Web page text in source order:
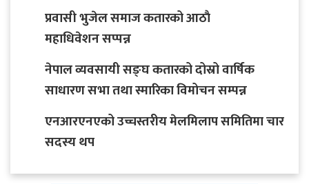
प्रवासी भुजेल समाज कतारको आठाै
महाधिवेशन सप्पन्न
नेपाल व्यवसायी सङ्घ कतारको दोस्रो वार्षिक
साधारण सभा तथा स्मारिका विमोचन सम्पन्न
एनआरएनएको उच्चस्तरीय मेलमिलाप समितिमा चार
सदस्य थप